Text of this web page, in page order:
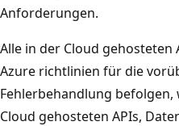
Anforderungen.
Alle in der Cloud
Azure richtlinien für die
Fehlerbehandlung
Cloud gehosteten APIs,